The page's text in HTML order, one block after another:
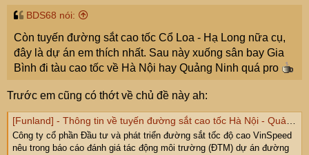
BDS68 nói:
Còn tuyến đường sắt cao tốc Cổ Loa - Hạ Long nữa cụ,
đây là dự án em thích nhất. Sau này xuống sân bay Gia
Bình đi tàu cao tốc về Hà Nội hay Quảng Ninh quá pro
Trước em cũng có thớt về chủ đề này ah:
[Funland] - Thông tin về tuyến đường sắt cao tốc Hà Nội - Quảng Ninh
Công ty cổ phần Đầu tư và phát triển đường sắt tốc độ cao VinSpeed
nêu trong báo cáo đánh giá tác động môi trường (ĐTM) dự án đường